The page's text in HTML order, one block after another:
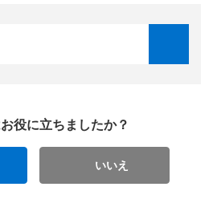
役に立ちましたか？
いいえ